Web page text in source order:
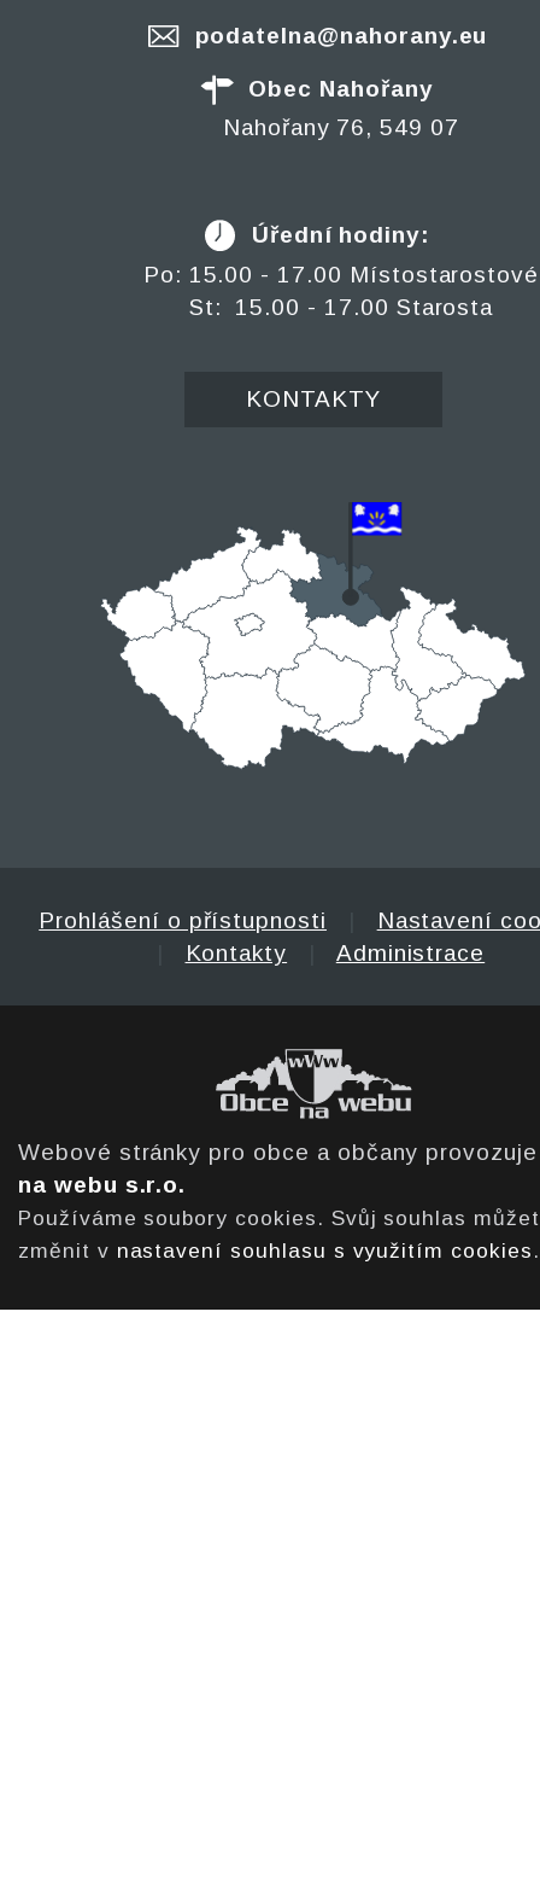
podatelna@nahorany.eu
Obec Nahořany
Nahořany 76, 549 07
Úřední hodiny:
Po: 15.00 - 17.00 Místostarostové
St: 15.00 - 17.00 Starosta
KONTAKTY
Prohlášení o přístupnosti
Nastavení
Kontakty Administrace
Webové stránky pro obce a občany
na webu s.r.o.
Používáme soubory cookies. Svůj souhlas
změnit v nastavení souhlasu s využitím cookies .